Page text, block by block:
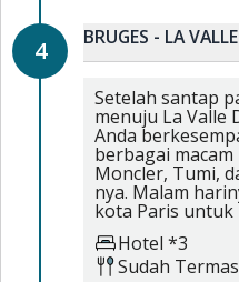
4 BRUGES - LA
Setelah santap
menuju La Valle
Anda
berbagai
Moncler, Tumi,
nya. Malam
kota Paris untuk
Hotel *3
Sudah